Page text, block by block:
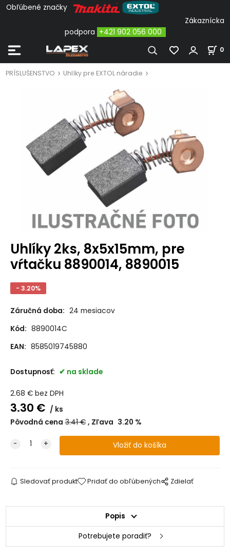
Obľúbené značky
Zákaznícka
podpora +421 902 056 000
0
PRÍSLUŠENSTVO Uhlíky pre EXTOL náradie
Uhlíky 2ks, 8x5x15mm, pre
vŕtačku 8890014, 8890015
- 3.20%
Záručná doba: 24 mesiacov
Kód: 8890014C
EAN: 8585019745880
Dostupnosť: na sklade
2.68 € bez DPH
3.30 €
ks
Pôvodná cena 3.41€ Zľava 3.20 %
Sledovať produkt Pridať do obľúbených Zdielať
Popis
Potrebujete poradiť?